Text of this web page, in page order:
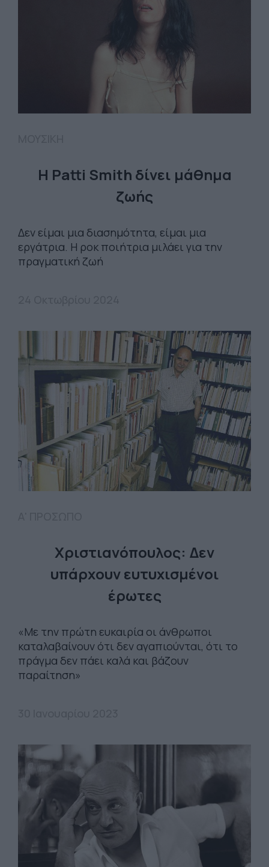
Η Patti Smith δίνει μάθημα
ζωής
Δεν είμαι μια διασημότητα, είμαι μια
εργάτρια. Η ροκ ποιήτρια μιλάει για την
πραγματική ζωή
Χριστιανόπουλος: Δεν
υπάρχουν ευτυχισμένοι
έρωτες
«Με την πρώτη ευκαιρία οι άνθρωποι
καταλαβαίνουν ότι δεν αγαπιούνται, ότι το
πράγμα δεν πάει καλά και βάζουν
παραίτηση»